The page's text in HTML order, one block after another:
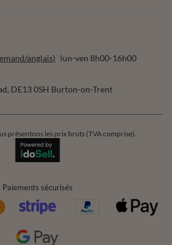
anglais) lun-ven 8h00-16h00
, DE13 0SH Burton-on-Trent
présentons les prix bruts (TVA comprise).
Paiements sécurisés